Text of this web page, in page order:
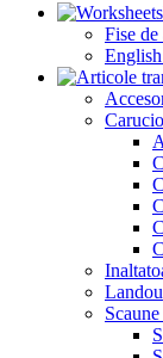
Fise
Landou